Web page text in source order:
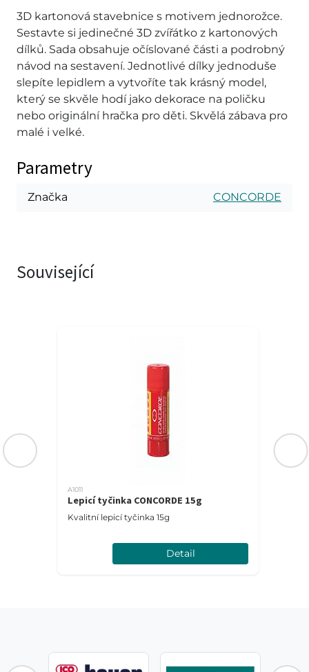
3D kartonová stavebnice s motivem jednorožce.
Sestavte si jedinečné 3D zvířátko z kartonových
dílků. Sada obsahuje očíslované části a podrobný
návod na sestavení. Jednotlivé dílky jednoduše
slepíte lepidlem a vytvoříte tak krásný model,
který se skvěle hodí jako dekorace na poličku
nebo originální hračka pro děti. Skvělá zábava pro
malé i velké.
Parametry
Značka CONCORDE
Související
A1011
Lepicí tyčinka CONCORDE 15g
Kvalitní lepicí tyčinka 15g
Detail